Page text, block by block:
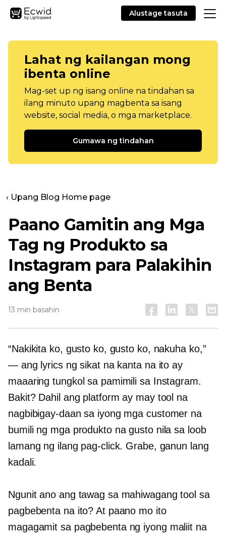
Alustage tasuta
Lahat ng kailangan mong
ibenta online
Mag-set up ng isang online na tindahan sa
ilang minuto upang magbenta sa isang
website, social media, o mga marketplace.
Gumawa ng tindahan
‹ Upang Blog Home page
Paano Gamitin ang Mga
Tag ng Produkto sa
Instagram para Palakihin
ang Benta
13 min basahin
“Nakikita ko, gusto ko, gusto ko, nakuha ko,”
— ang lyrics ng sikat na kanta na ito ay
maaaring tungkol sa pamimili sa Instagram.
Bakit? Dahil ang platform ay may tool na
nagbibigay-daan sa iyong mga customer na
bumili ng mga produkto na gusto nila sa loob
lamang ng ilang pag-click. Grabe, ganun lang
kadali.
Ngunit ano ang tawag sa mahiwagang tool sa
pagbebenta na ito? At paano mo ito
magagamit sa pagbebenta ng iyong maliit na